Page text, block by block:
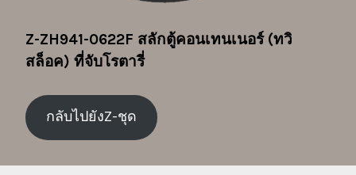
Z-ZH941-0622F สลักตู้คอนเทนเนอร์ (ทวิ
สล็อค) ที่จับโรตารี่
กลับไปยังZ-ชุด